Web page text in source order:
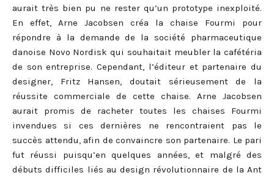
aurait très bien pu ne rester qu’un prototype inexploité.
En effet, Arne Jacobsen créa la chaise Fourmi pour
répondre à la demande de la société pharmaceutique
danoise Novo Nordisk qui souhaitait meubler la cafétéria
de son entreprise. Cependant, l’éditeur et partenaire du
designer, Fritz Hansen, doutait sérieusement de la
réussite commerciale de cette chaise. Arne Jacobsen
aurait promis de racheter toutes les chaises Fourmi
invendues si ces dernières ne rencontraient pas le
succès attendu, afin de convaincre son partenaire. Le pari
fut réussi puisqu’en quelques années, et malgré des
débuts difficiles liés au design révolutionnaire de la Ant